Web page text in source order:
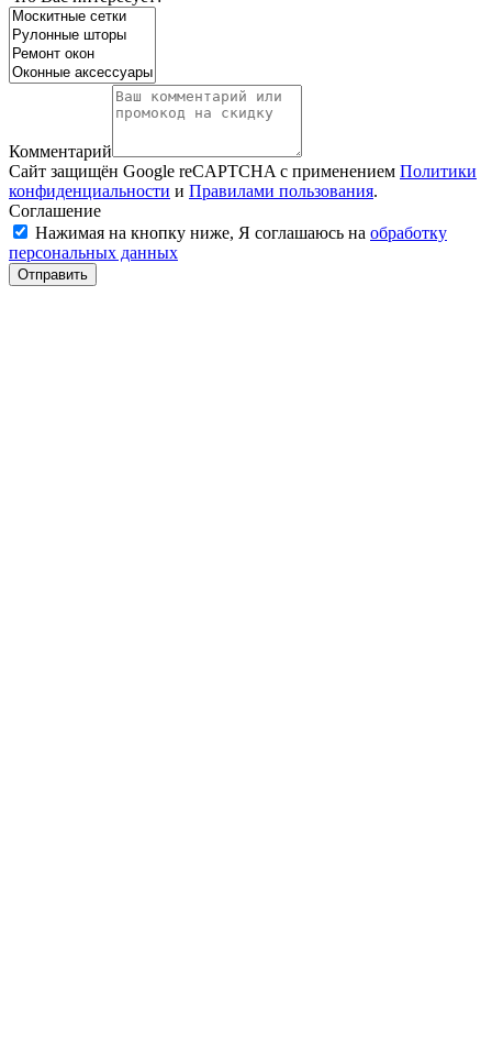
Комментарий
Сайт защищён Google reCAPTCHA с применением Политики
конфиденциальности и Правилами пользования.
Соглашение
Нажимая на кнопку ниже, Я соглашаюсь на обработку
персональных данных
Отправить